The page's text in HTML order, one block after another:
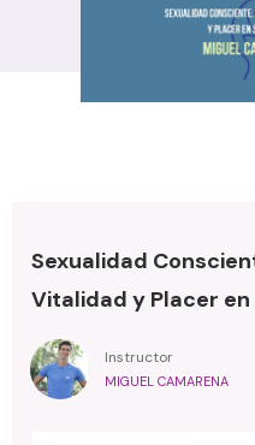
Sexualidad
Vitalidad y Placer
Instructor
MIGUEL CAMARENA